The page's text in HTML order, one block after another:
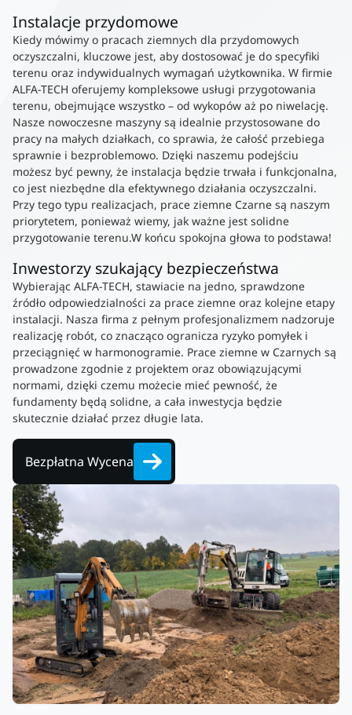
Instalacje przydomowe
Kiedy mówimy o pracach ziemnych dla przydomowych
oczyszczalni, kluczowe jest, aby dostosować je do specyfiki
terenu oraz indywidualnych wymagań użytkownika. W firmie
ALFA-TECH oferujemy kompleksowe usługi przygotowania
terenu, obejmujące wszystko – od wykopów aż po niwelację.
Nasze nowoczesne maszyny są idealnie przystosowane do
pracy na małych działkach, co sprawia, że całość przebiega
sprawnie i bezproblemowo. Dzięki naszemu podejściu
możesz być pewny, że instalacja będzie trwała i funkcjonalna,
co jest niezbędne dla efektywnego działania oczyszczalni.
Przy tego typu realizacjach, prace ziemne Czarne są naszym
priorytetem, ponieważ wiemy, jak ważne jest solidne
przygotowanie terenu.W końcu spokojna głowa to podstawa!
Inwestorzy szukający bezpieczeństwa
Wybierając ALFA-TECH, stawiacie na jedno, sprawdzone
źródło odpowiedzialności za prace ziemne oraz kolejne etapy
instalacji. Nasza firma z pełnym profesjonalizmem nadzoruje
realizację robót, co znacząco ogranicza ryzyko pomyłek i
przeciągnięć w harmonogramie. Prace ziemne w Czarnych są
prowadzone zgodnie z projektem oraz obowiązującymi
normami, dzięki czemu możecie mieć pewność, że
fundamenty będą solidne, a cała inwestycja będzie
skutecznie działać przez długie lata.
Bezpłatna Wycena